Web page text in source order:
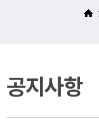
공지사항